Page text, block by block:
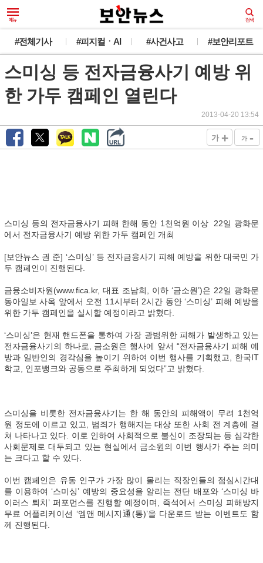
#전체기사 #피지컬ㆍAI #사건사고 #보안리포트
스미싱 등 전자금융사기 예방 위
한 가두 캠페인 열린다
2013-04-20 13:54
가 + 가 -
스미싱 등의 전자금융사기 피해 한해 동안 1천억원 이상 22일 광화문
에서 전자금융사기 예방 위한 가두 캠페인 개최
[보안뉴스 권 준] ‘스미싱’ 등 전자금융사기 피해 예방을 위한 대국민 가
두 캠페인이 진행된다.
금융소비자원(www.fica.kr, 대표 조남희, 이하 ‘금소원’)은 22일 광화문
동아일보 사옥 앞에서 오전 11시부터 2시간 동안 ‘스미싱’ 피해 예방을
위한 가두 캠페인을 실시할 예정이라고 밝혔다.
‘스미싱’은 현재 핸드폰을 통하여 가장 광범위한 피해가 발생하고 있는
전자금융사기의 하나로, 금소원은 행사에 앞서 “전자금융사기 피해 예
방과 일반인의 경각심을 높이기 위하여 이번 행사를 기획했고, 한국IT
학교, 인포뱅크와 공동으로 주최하게 되었다”고 밝혔다.
스미싱을 비롯한 전자금융사기는 한 해 동안의 피해액이 무려 1천억
원 정도에 이르고 있고, 범죄가 행해지는 대상 또한 사회 전 계층에 걸
쳐 나타나고 있다. 이로 인하여 사회적으로 불신이 조장되는 등 심각한
사회문제로 대두되고 있는 현실에서 금소원의 이번 행사가 주는 의미
는 크다고 할 수 있다.
이번 캠페인은 유동 인구가 가장 많이 몰리는 직장인들의 점심시간대
를 이용하여 ‘스미싱’ 예방의 중요성을 알리는 전단 배포와 ‘스미싱 바
이러스 퇴치’ 퍼포먼스를 진행할 예정이며, 즉석에서 스미싱 피해방지
무료 어플리케이션 ‘엠앤 메시지通(통)’을 다운로드 받는 이벤트도 함
께 진행된다.